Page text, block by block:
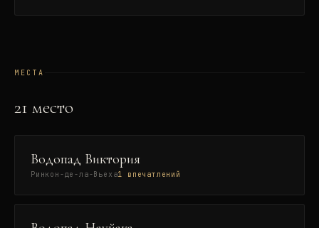
МЕСТА
21 место
Водопад Виктория
Ринкон-де-ла-Вьеха1 впечатлений